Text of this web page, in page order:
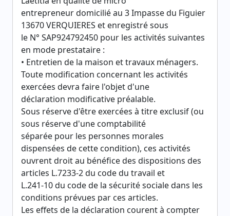
entrepreneur domicilié au 3 Impasse du Figuier
13670 VERQUIERES et enregistré sous
le N° SAP924792450 pour les activités suivantes
en mode prestataire :
• Entretien de la maison et travaux ménagers.
Toute modification concernant les activités
exercées devra faire l'objet d'une
déclaration modificative préalable.
Sous réserve d'être exercées à titre exclusif (ou
sous réserve d'une comptabilité
séparée pour les personnes morales
dispensées de cette condition), ces activités
ouvrent droit au bénéfice des dispositions des
articles L.7233-2 du code du travail et
L.241-10 du code de la sécurité sociale dans les
conditions prévues par ces articles.
Les effets de la déclaration courent à compter